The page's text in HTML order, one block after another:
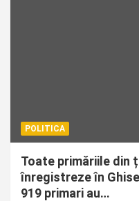
POLITICA
Toate primăriile din
înregistreze în
919 primari au…